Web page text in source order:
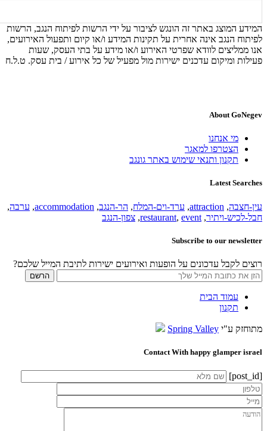
המידע המוצג באתר זה הונגש לציבור על ידי הרשות לפיתוח הנגב, הרשות
לפיתוח הנגב אינה אחרית על תקינות המידע ו/או קיום ותפעול האירועים,
אנו ממליצים לוודא שפרטי האירוע ו/או מידע על בתי העסק, שעות
פעילות ומיקום עדכנים ישירות מול מפעיל של כל אירוע / בית עסק. ט.ל.ח
About GoNegev
מי אנחנו
הצטרפו למאגר
תקנון ותנאי שימוש באתר גונגב
Latest Searches
עין-חצבה,
attraction
, ערד-וים-המלח, הר-הנגב,
accommodation
, ערבה,
חבל-לכיש-ויתיר,
restaurant, event
, צפון-הנגב
Subscribe to our newsletter
רוצים לקבל עדכונים על הופעות ואירועים ישירות לתיבת המייל שלכם?
עמוד הבית
תקנון
מתוחזק ע"י Spring Valley
Contact With happy glamper israel
[post_id]